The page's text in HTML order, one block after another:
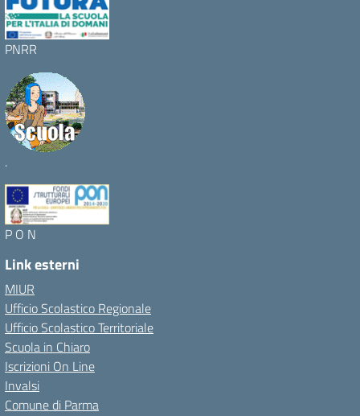
PNRR
.
P O N
Link esterni
MIUR
Ufficio Scolastico Regionale
Ufficio Scolastico Territoriale
Scuola in Chiaro
Iscrizioni On Line
Invalsi
Comune di Parma